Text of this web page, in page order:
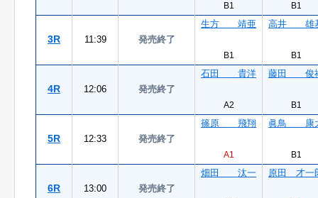
B1 B1
3R 11:39 発売終了
生方 靖亜
B1
高井 雄
B1
4R 12:06 発売終了
石田 貴洋
A2
藤田 俊
B1
5R 12:33 発売終了
篠原 飛翔
A1
眞鳥 康
B1
6R 13:00 発売終了
畑田 汰一 原田 才一